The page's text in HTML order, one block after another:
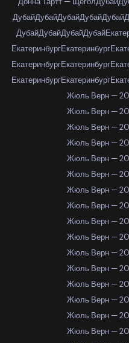
ДубайДубайДубайДубайДубай
ДубайДубайДубайДубай
ЕкатеринбургЕкатеринбург
ЕкатеринбургЕкатеринбург
ЕкатеринбургЕкатеринбург
Жюль Верн —
Жюль Верн —
Жюль Верн —
Жюль Верн —
Жюль Верн —
Жюль Верн —
Жюль Верн —
Жюль Верн —
Жюль Верн —
Жюль Верн —
Жюль Верн —
Жюль Верн —
Жюль Верн —
Жюль Верн —
Жюль Верн —
Жюль Верн —